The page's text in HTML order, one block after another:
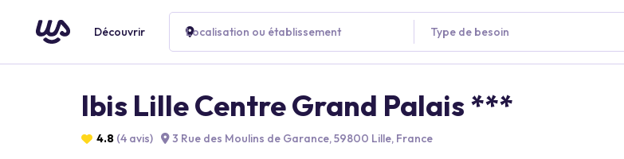
Découvrir Localisation ou établissement Type de besoin
Ibis Lille Centre Grand Palais ***
4.8 (4 avis) 3 Rue des Moulins de Garance, 59800 Lille, France